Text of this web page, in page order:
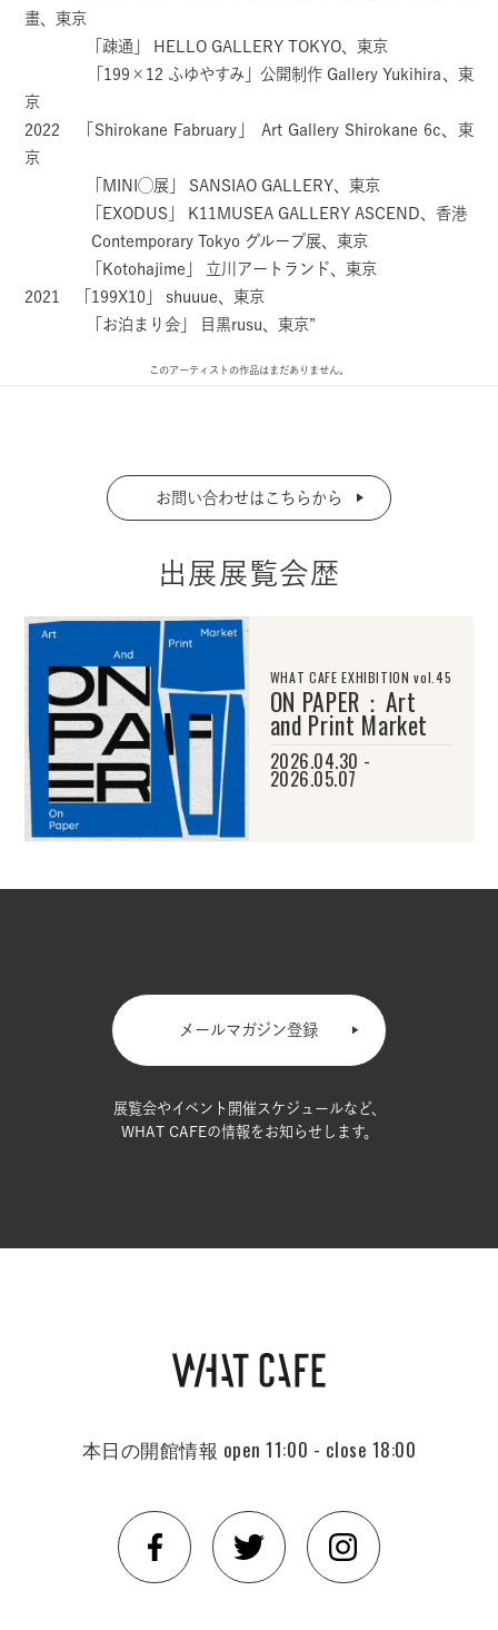
畫、東京
「疎通」 HELLO GALLERY TOKYO、東京
「199×12 ふゆやすみ」公開制作 Gallery Yukihira、東
京
2022 「Shirokane Fabruary」 Art Gallery Shirokane 6c、東
京
「MINI◯展」 SANSIAO GALLERY、東京
「EXODUS」 K11MUSEA GALLERY ASCEND、香港
Contemporary Tokyo グループ展、東京
「Kotohajime」 立川アートランド、東京
2021 「199X10」 shuuue、東京
「お泊まり会」 目黒rusu、東京”
このアーティストの作品はまだありません。
お問い合わせはこちらから
出展展覧会歴
WHAT CAFE EXHIBITION vol.45
ON PAPER：Art
and Print Market
2026.04.30 -
2026.05.07
メールマガジン登録
展覧会やイベント開催スケジュールなど、
WHAT CAFEの情報をお知らせします。
本日の開館情報 open 11:00 - close 18:00